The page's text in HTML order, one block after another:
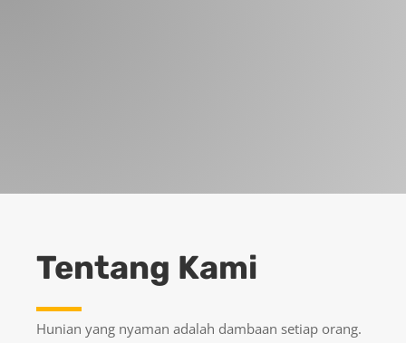
Tentang Kami
Hunian yang nyaman adalah dambaan setiap orang.